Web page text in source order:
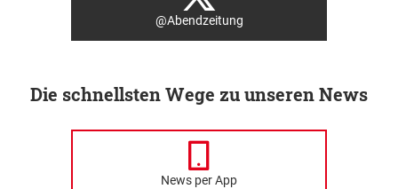
@Abendzeitung
Die schnellsten Wege zu unseren News
News per App